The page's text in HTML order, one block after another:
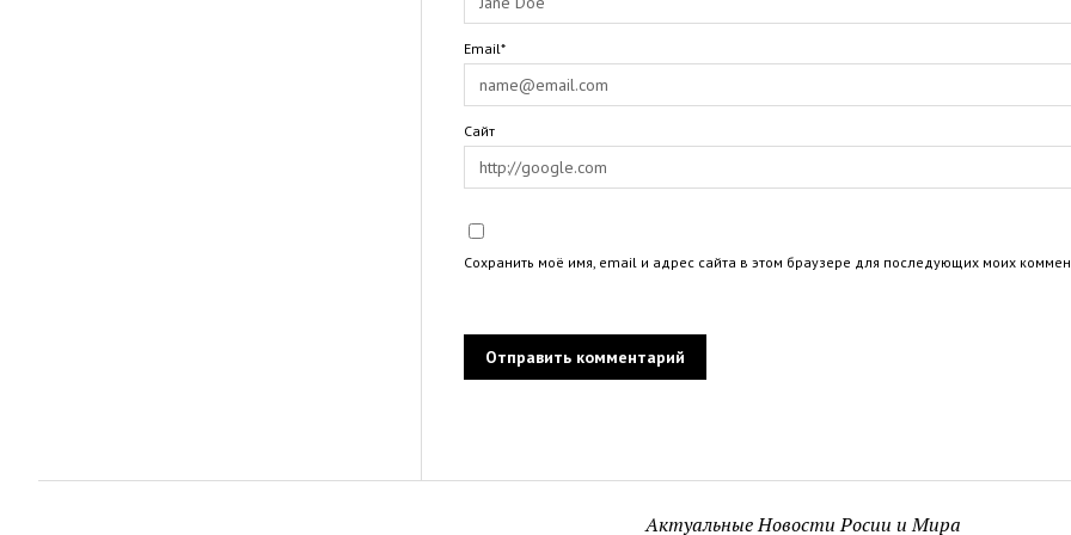
Email*
Сайт
Сохранить моё имя, email и адрес сайта в этом браузере для последующих моих
Актуальные Новости Росии и Мира